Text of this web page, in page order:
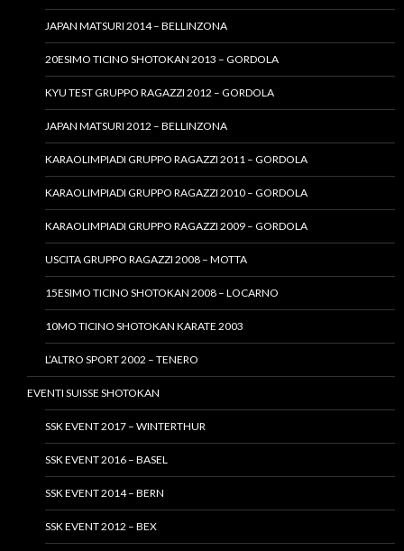
JAPAN MATSURI 2014 – BELLINZONA
20ESIMO TICINO SHOTOKAN 2013 – GORDOLA
KYU TEST GRUPPO RAGAZZI 2012 – GORDOLA
JAPAN MATSURI 2012 – BELLINZONA
KARAOLIMPIADI GRUPPO RAGAZZI 2011 – GORDOLA
KARAOLIMPIADI GRUPPO RAGAZZI 2010 – GORDOLA
KARAOLIMPIADI GRUPPO RAGAZZI 2009 – GORDOLA
USCITA GRUPPO RAGAZZI 2008 – MOTTA
15ESIMO TICINO SHOTOKAN 2008 – LOCARNO
10MO TICINO SHOTOKAN KARATE 2003
L’ALTRO SPORT 2002 – TENERO
EVENTI SUISSE SHOTOKAN
SSK EVENT 2017 – WINTERTHUR
SSK EVENT 2016 – BASEL
SSK EVENT 2014 – BERN
SSK EVENT 2012 – BEX